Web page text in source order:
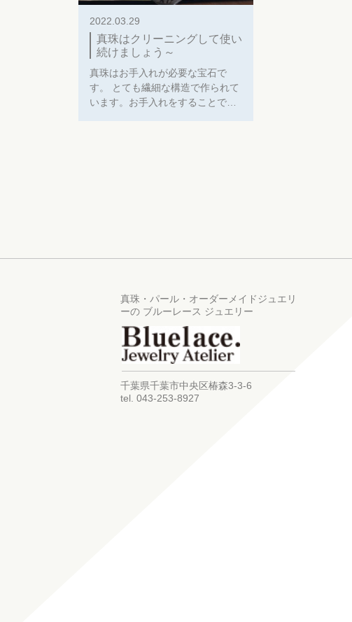
2022.03.29
真珠はクリーニングして使い
続けましょう～
真珠はお手入れが必要な宝石で
す。 とても繊細な構造で作られて
います。お手入れをすることで…
真珠・パール・オーダーメイドジュエリ
ーの ブルーレース ジュエリー
千葉県千葉市中央区椿森3-3-6
tel. 043-253-8927